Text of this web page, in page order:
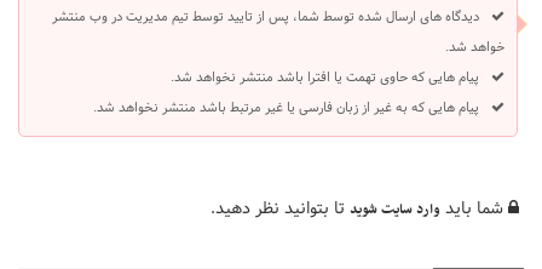
دیدگاه های ارسال شده توسط شما، پس از تایید توسط تیم مدیریت در وب منتشر
خواهد شد.
پیام هایی که حاوی تهمت یا افترا باشد منتشر نخواهد شد.
پیام هایی که به غیر از زبان فارسی یا غیر مرتبط باشد منتشر نخواهد شد.
شما باید وارد سایت شوید تا بتوانید نظر دهید.